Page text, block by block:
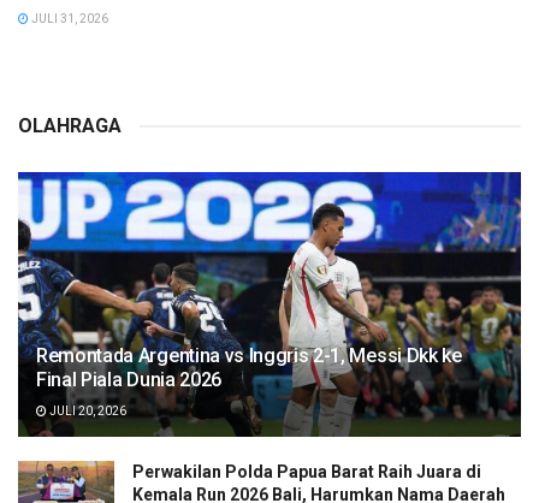
JULI 31, 2026
OLAHRAGA
Remontada Argentina vs Inggris 2-1, Messi Dkk ke
Final Piala Dunia 2026
JULI 20, 2026
Perwakilan Polda Papua Barat Raih Juara di
Kemala Run 2026 Bali, Harumkan Nama Daerah